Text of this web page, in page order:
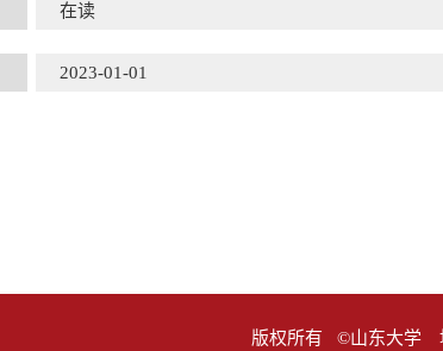
在读
2023-01-01
版权所有 ©山东大学